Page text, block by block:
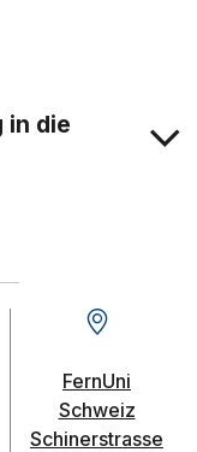
in die
FernUni
Schweiz
Schinerstrasse